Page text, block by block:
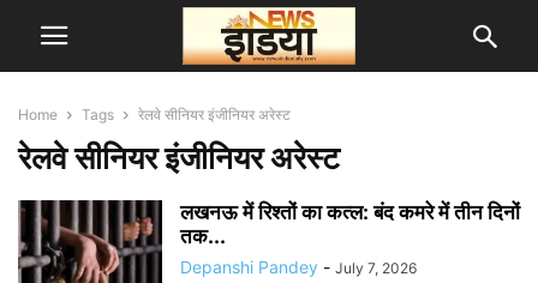
Home Tags रेलवे सीनियर इंजीनियर अरेस्ट
रेलवे सीनियर इंजीनियर अरेस्ट
लखनऊ में रिश्तों का कत्ल: बंद कमरे में तीन दिनों
तक...
Depanshi Pandey - July 7, 2026